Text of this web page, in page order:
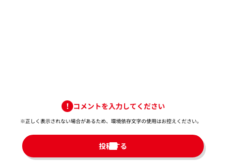
コメントを入力してください
※正しく表示されない場合があるため、環境依存文字の使用はお控えください。​
投稿する